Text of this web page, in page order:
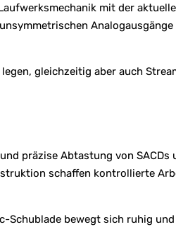
mit der
gleichzeitig aber auch
präzise Abtastung von SACDs
schaffen kontrollierte
Schublade bewegt sich ruhig